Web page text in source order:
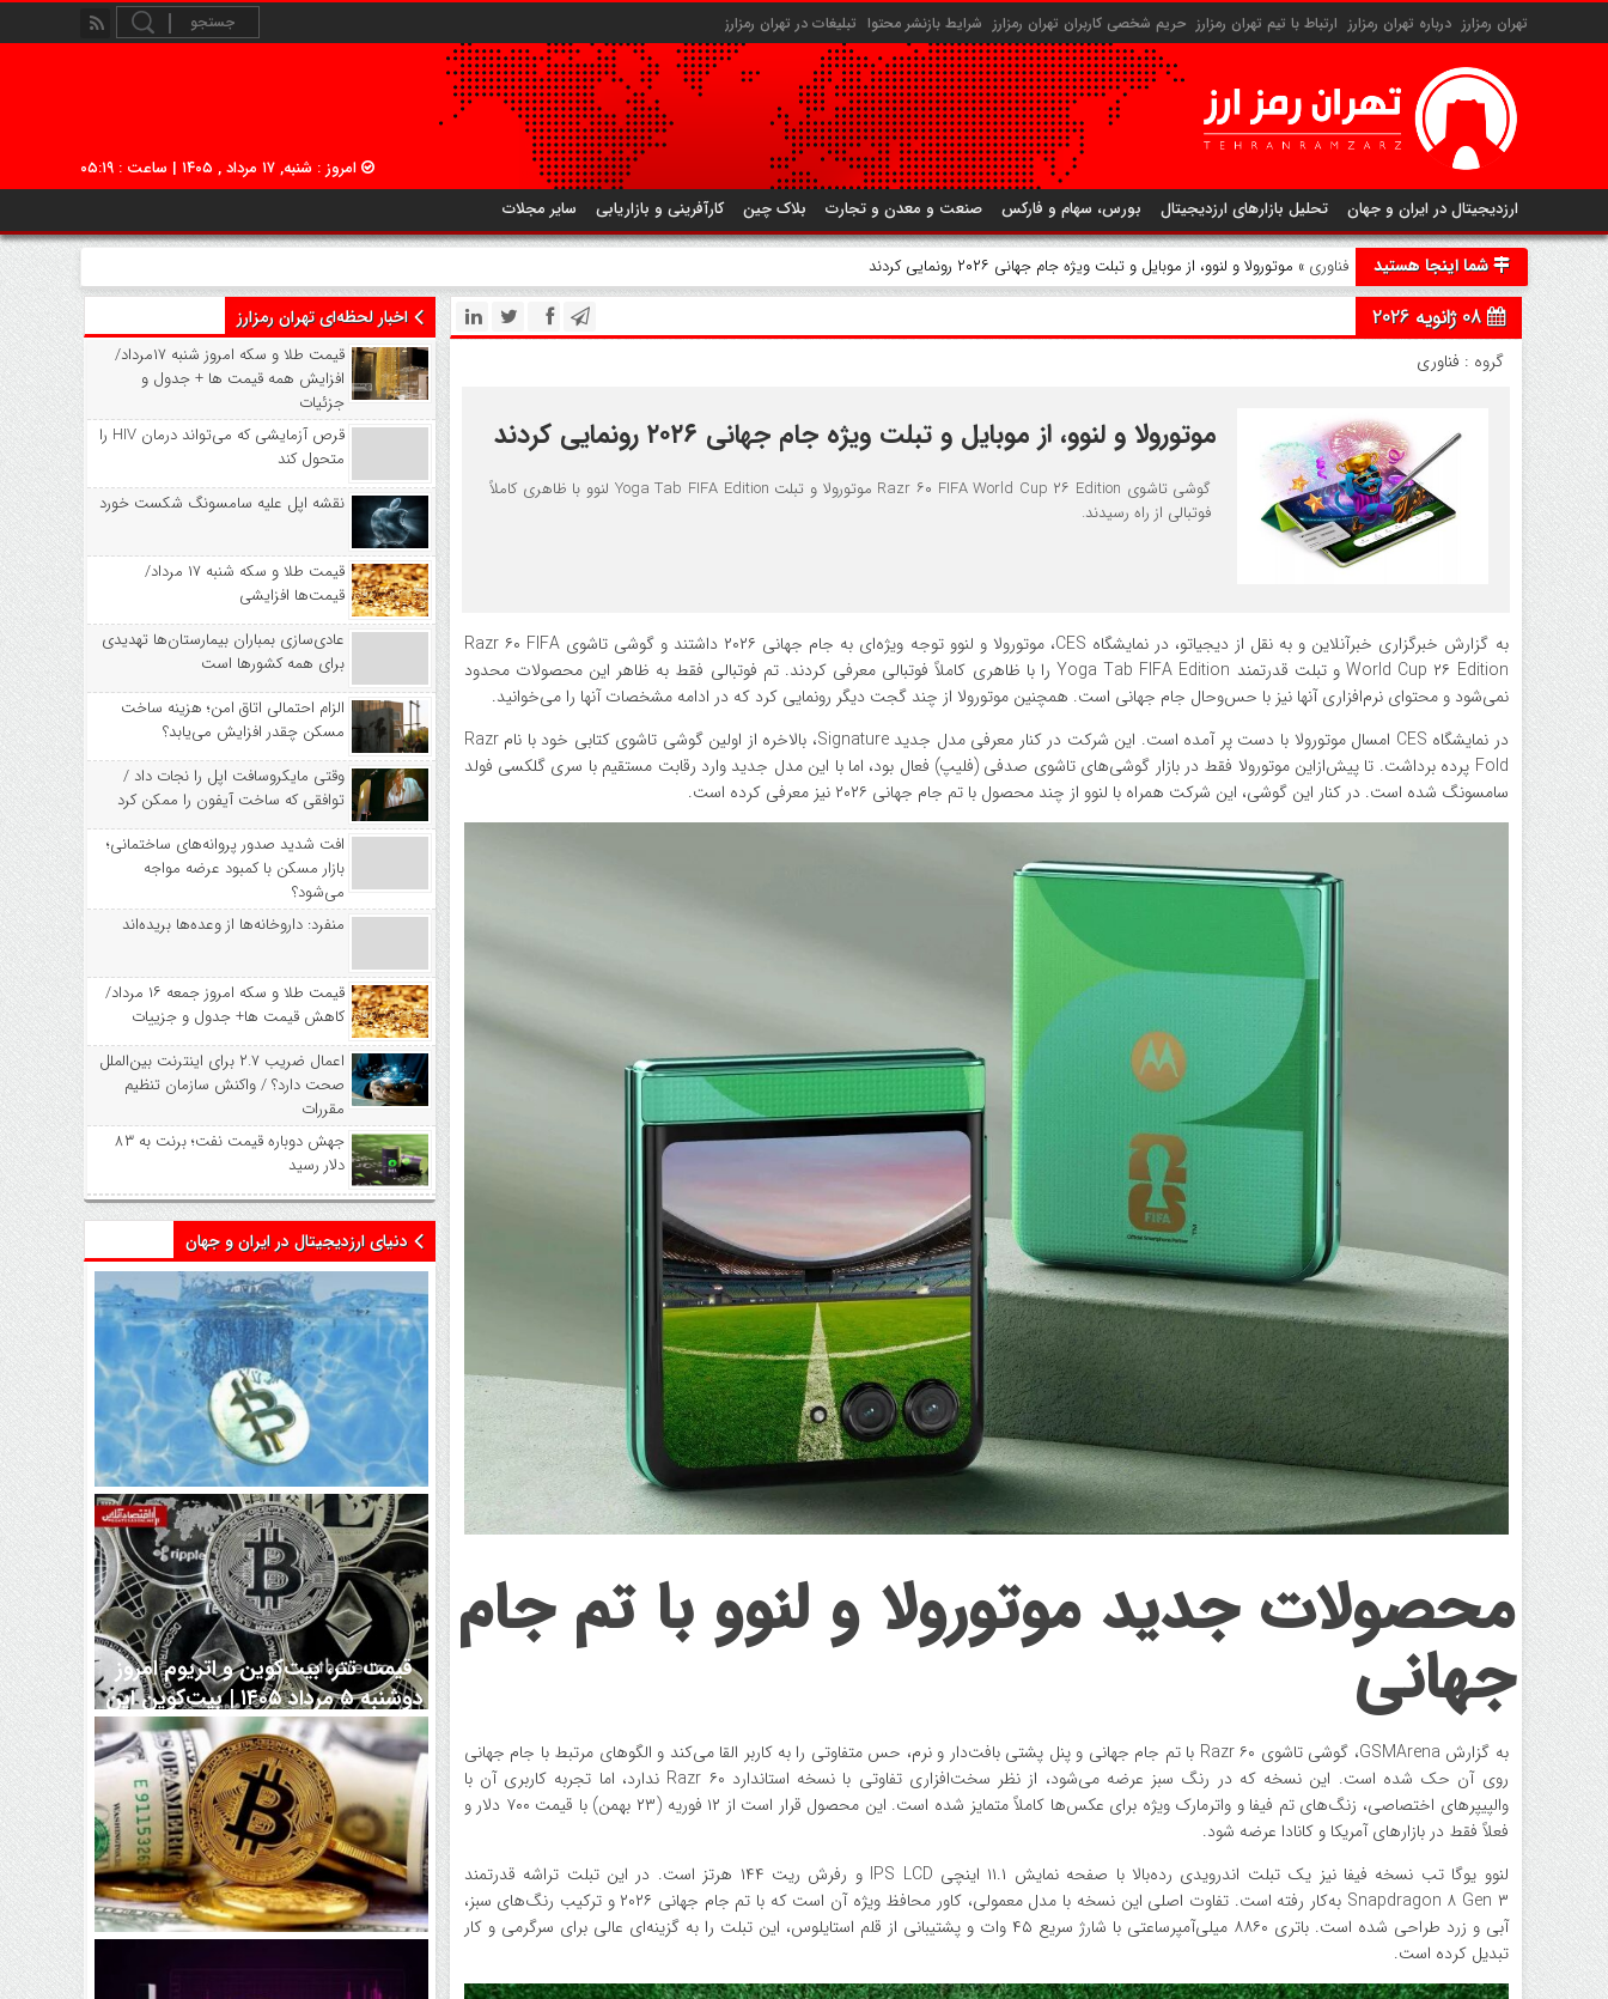
تهران رمزارز درباره تهران رمزارز ارتباط با تیم تهران رمزارز حریم شخصی کاربران تهران رمزارز شرایط بازنشر محتوا تبلیغات در تهران رمزارز
امروز : شنبه, ۱۷ مرداد , ۱۴۰۵ | ساعت : ۰۵:۱۹
ارزدیجیتال در ایران و جهان
تحلیل بازارهای ارزدیجیتال بورس، سهام و فارکس صنعت و معدن و تجارت بلاک چین کارآفرینی و بازاریابی سایر مجلات
شما اینجا هستید فناوری » موتورولا و لنوو، از موبایل و تبلت ویژه جام جهانی ۲۰۲۶ رونمایی کردند
08 ژانویه 2026
گروه : فناوری
موتورولا و لنوو، از موبایل و تبلت ویژه جام جهانی ۲۰۲۶ رونمایی کردند
گوشی تاشوی Razr ۶۰ FIFA World Cup ۲۶ Edition موتورولا و تبلت Yoga Tab FIFA Edition لنوو با ظاهری کاملاً
فوتبالی از راه رسیدند.
به گزارش خبرگزاری خبرآنلاین و به نقل از دیجیاتو، در نمایشگاه CES، موتورولا و لنوو توجه ویژه‌ای به جام جهانی ۲۰۲۶ داشتند و گوشی تاشوی Razr ۶۰ FIFA
World Cup ۲۶ Edition و تبلت قدرتمند Yoga Tab FIFA Edition را با ظاهری کاملاً فوتبالی معرفی کردند. تم فوتبالی فقط به ظاهر این محصولات محدود
نمی‌شود و محتوای نرم‌افزاری آنها نیز با حس‌وحال جام جهانی است. همچنین موتورولا از چند گجت دیگر رونمایی کرد که در ادامه مشخصات آنها را می‌خوانید.
در نمایشگاه CES امسال موتورولا با دست پر آمده است. این شرکت در کنار معرفی مدل جدید Signature، بالاخره از اولین گوشی تاشوی کتابی خود با نام Razr
Fold پرده برداشت. تا پیش‌ازاین موتورولا فقط در بازار گوشی‌های تاشوی صدفی (فلیپ) فعال بود، اما با این مدل جدید وارد رقابت مستقیم با سری گلکسی فولد
سامسونگ شده است. در کنار این گوشی، این شرکت همراه با لنوو از چند محصول با تم جام جهانی ۲۰۲۶ نیز معرفی کرده است.
محصولات جدید موتورولا و لنوو با تم جام
جهانی
به گزارش GSMArena، گوشی تاشوی Razr ۶۰ با تم جام جهانی و پنل پشتی بافت‌دار و نرم، حس متفاوتی را به کاربر القا می‌کند و الگوهای مرتبط با جام جهانی
روی آن حک شده است. این نسخه که در رنگ سبز عرضه می‌شود، از نظر سخت‌افزاری تفاوتی با نسخه استاندارد Razr ۶۰ ندارد، اما تجربه کاربری آن با
والپیپرهای اختصاصی، زنگ‌های تم فیفا و واترمارک ویژه برای عکس‌ها کاملاً متمایز شده است. این محصول قرار است از ۱۲ فوریه (۲۳ بهمن) با قیمت ۷۰۰ دلار و
فعلاً فقط در بازارهای آمریکا و کانادا عرضه شود.
لنوو یوگا تب نسخه فیفا نیز یک تبلت اندرویدی رده‌بالا با صفحه نمایش ۱۱.۱ اینچی IPS LCD و رفرش ریت ۱۴۴ هرتز است. در این تبلت تراشه قدرتمند
Snapdragon ۸ Gen ۳ به‌کار رفته است. تفاوت اصلی این نسخه با مدل معمولی، کاور محافظ ویژه آن است که با تم جام جهانی ۲۰۲۶ و ترکیب رنگ‌های سبز،
آبی و زرد طراحی شده است. باتری ۸۸۶۰ میلی‌آمپرساعتی با شارژ سریع ۴۵ وات و پشتیبانی از قلم استایلوس، این تبلت را به گزینه‌ای عالی برای سرگرمی و کار
تبدیل کرده است.
اخبار لحظه‌ای تهران رمزارز
قیمت طلا و سکه امروز شنبه ۱۷مرداد/
افزایش همه قیمت ها + جدول و
جزئیات
قرص آزمایشی که می‌تواند درمان HIV را
متحول کند
نقشه اپل علیه سامسونگ شکست خورد
قیمت طلا و سکه شنبه ۱۷ مرداد/
قیمت‌ها افزایشی
عادی‌سازی بمباران بیمارستان‌ها تهدیدی
برای همه کشورها است
الزام احتمالی اتاق امن؛ هزینه ساخت
مسکن چقدر افزایش می‌یابد؟
وقتی مایکروسافت اپل را نجات داد /
توافقی که ساخت آیفون را ممکن کرد
افت شدید صدور پروانه‌های ساختمانی؛
بازار مسکن با کمبود عرضه مواجه
می‌شود؟
منفرد: داروخانه‌ها از وعده‌ها بریده‌اند
قیمت طلا و سکه امروز جمعه ۱۶ مرداد/
کاهش قیمت ها+ جدول و جزییات
اعمال ضریب ۲.۷ برای اینترنت بین‌الملل
صحت دارد؟ / واکنش سازمان تنظیم
مقررات
جهش دوباره قیمت نفت؛ برنت به ۸۳
دلار رسید
دنیای ارزدیجیتال در ایران و جهان
اتفاق تاریخی در بازار رمزارزها /
بیت‌کوین سبز شد
قیمت تتر، بیت‌کوین و اتریوم امروز
دوشنبه ۵ مرداد ۱۴۰۵ | بیت‌کوین این
مرز را از دست بدهد، همه‌چیز تغییر
می‌کند
رقابت پنهان دولت‌ها بر سر بیت‌کوین/
۱۰ کشور برتر کدامند؟